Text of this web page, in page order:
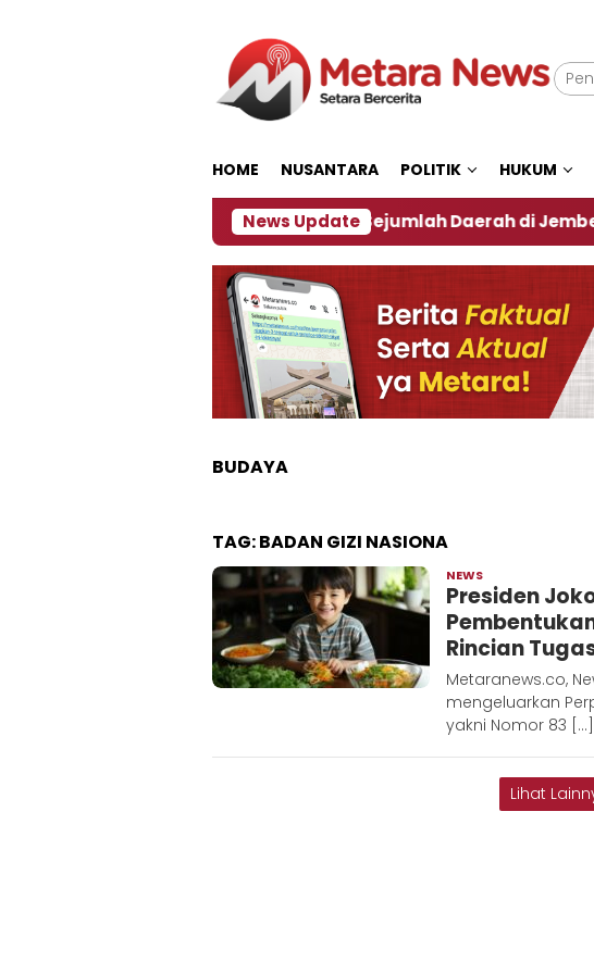
HOME NUSANTARA POLITIK HUKUM
News Update
Dampak El Nino, Sejumlah Daerah di Jember Alami
BUDAYA
TAG:BADAN GIZI NASIONA
NEWS
D
Presiden
Rincian
Metaranews.co,
mengeluarkan
yakni Nomor 83 […]
Lihat